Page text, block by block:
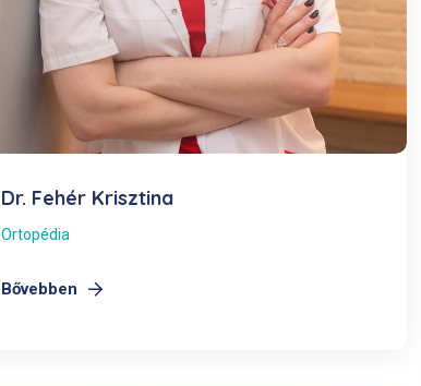
Dr. Fehér Krisztina
Ortopédia
Bővebben